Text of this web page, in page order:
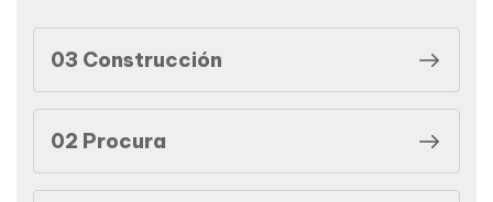
03 Construcción
02 Procura